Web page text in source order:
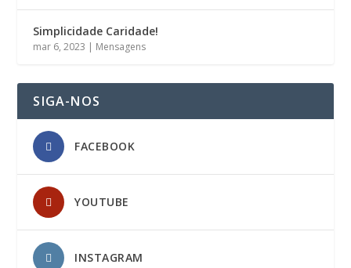
Simplicidade Caridade!
mar 6, 2023 | Mensagens
SIGA-NOS
FACEBOOK
YOUTUBE
INSTAGRAM